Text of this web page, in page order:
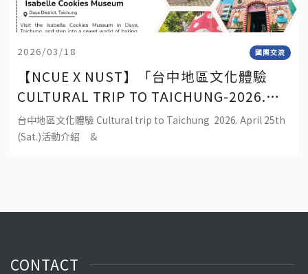
2026/03/18 國際交流
【NCUE X NUST】「台中地區文化體驗
CULTURAL TRIP TO TAICHUNG-2026.
APRIL 25TH (SAT.)」
台中地區文化體驗 Cultural trip to Taichung 2026. April 25th
(Sat.)活動介紹 &
CONTACT